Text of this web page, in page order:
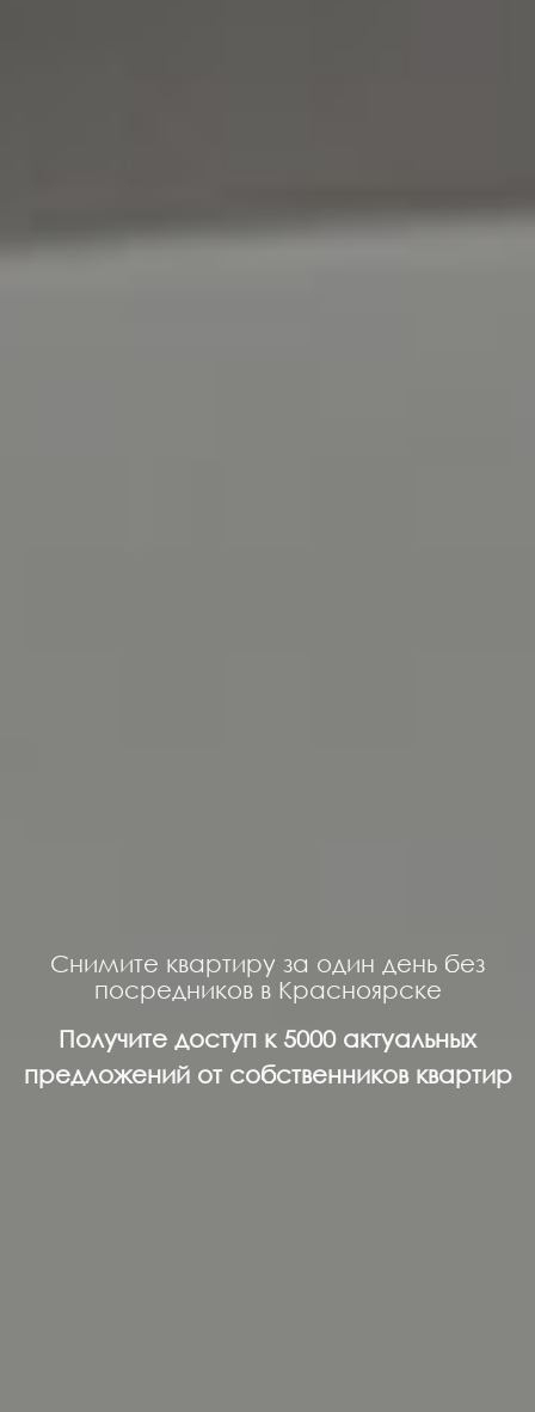
Снимите квартиру за один день без
посредников в Красноярске
Получите доступ к 5000 актуальных
предложений от собственников квартир